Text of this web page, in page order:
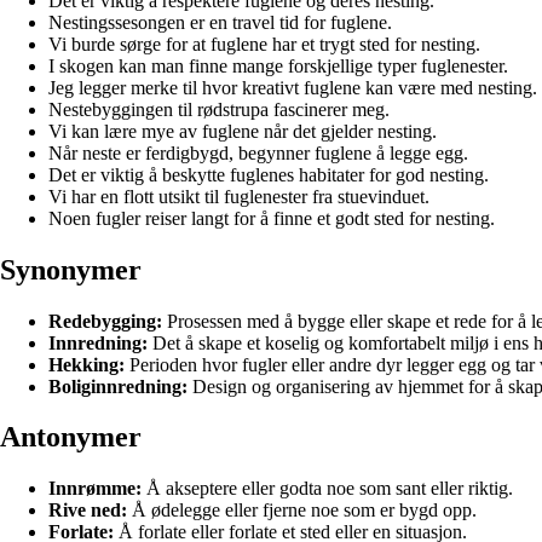
Nestingssesongen er en travel tid for fuglene.
Vi burde sørge for at fuglene har et trygt sted for nesting.
I skogen kan man finne mange forskjellige typer fuglenester.
Jeg legger merke til hvor kreativt fuglene kan være med nesting.
Nestebyggingen til rødstrupa fascinerer meg.
Vi kan lære mye av fuglene når det gjelder nesting.
Når neste er ferdigbygd, begynner fuglene å legge egg.
Det er viktig å beskytte fuglenes habitater for god nesting.
Vi har en flott utsikt til fuglenester fra stuevinduet.
Noen fugler reiser langt for å finne et godt sted for nesting.
Synonymer
Redebygging: Prosessen med å bygge eller skape et rede for å
Innredning: Det å skape et koselig og komfortabelt miljø i ens
Hekking: Perioden hvor fugler eller andre dyr legger egg og tar
Boliginnredning: Design og organisering av hjemmet for å
Antonymer
Innrømme: Å akseptere eller godta noe som sant eller riktig.
Rive ned: Å ødelegge eller fjerne noe som er bygd opp.
Forlate: Å forlate eller forlate et sted eller en situasjon.